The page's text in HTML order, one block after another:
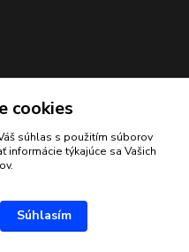
cookies
súhlas s použitím súborov
informácie týkajúce sa Vašich
Súhlasím